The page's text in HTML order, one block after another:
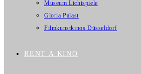
Museum Lichtspiele
Gloria Palast
Filmkunstkinos Düsseldorf
RENT A KINO